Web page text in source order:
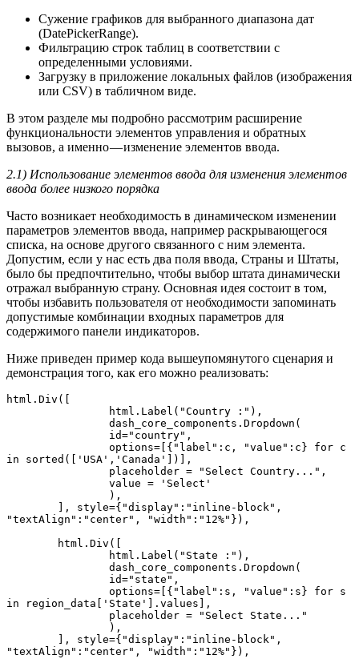
Сужение графиков для выбранного диапазона дат
(DatePickerRange).
Фильтрацию строк таблиц в соответствии с
определенными условиями.
Загрузку в приложение локальных файлов (изображения
или CSV) в табличном виде.
В этом разделе мы подробно рассмотрим расширение
функциональности элементов управления и обратных
вызовов, а именно — изменение элементов ввода.
2.1) Использование элементов ввода для изменения элементов
ввода более низкого порядка
Часто возникает необходимость в динамическом изменении
параметров элементов ввода, например раскрывающегося
списка, на основе другого связанного с ним элемента.
Допустим, если у нас есть два поля ввода, Страны и Штаты,
было бы предпочтительно, чтобы выбор штата динамически
отражал выбранную страну. Основная идея состоит в том,
чтобы избавить пользователя от необходимости запоминать
допустимые комбинации входных параметров для
содержимого панели индикаторов.
Ниже приведен пример кода вышеупомянутого сценария и
демонстрация того, как его можно реализовать:
html.Div([
in sorted(['USA','Canada'])],
"textAlign":"center", "width":"12%"}),
in region_data['State'].values],
"textAlign":"center", "width":"12%"}),